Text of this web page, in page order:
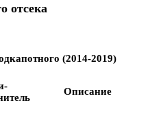
отсека
(2014-2019)
Описание